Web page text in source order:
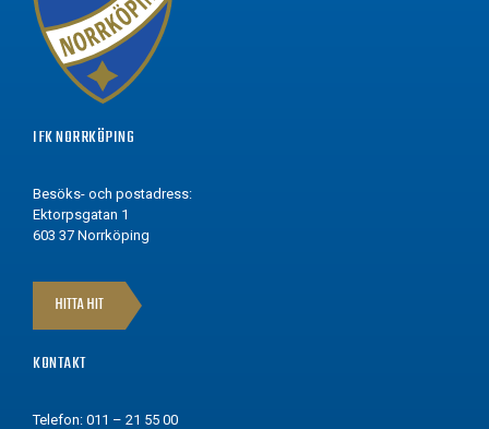
IFK NORRKÖPING
Besöks- och postadress:
Ektorpsgatan 1
603 37 Norrköping
HITTA HIT
KONTAKT
Telefon: 011 – 21 55 00